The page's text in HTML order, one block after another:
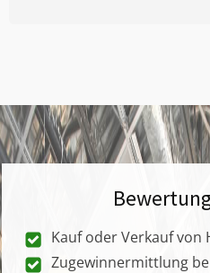
Kauf oder Verkauf von
Zugewinnermittlung